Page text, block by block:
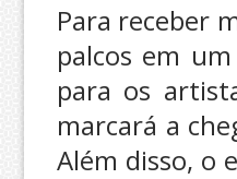
Para receber
palcos em
para os
marcará a
Além disso, o